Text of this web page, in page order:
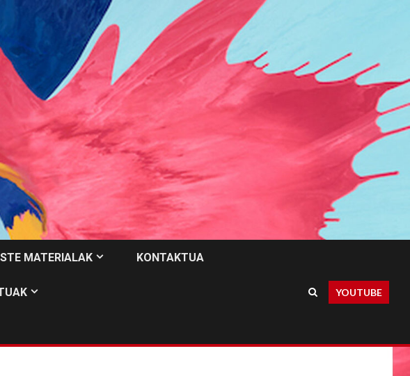
MATERIALAK KONTAKTUA
YOUTUBE